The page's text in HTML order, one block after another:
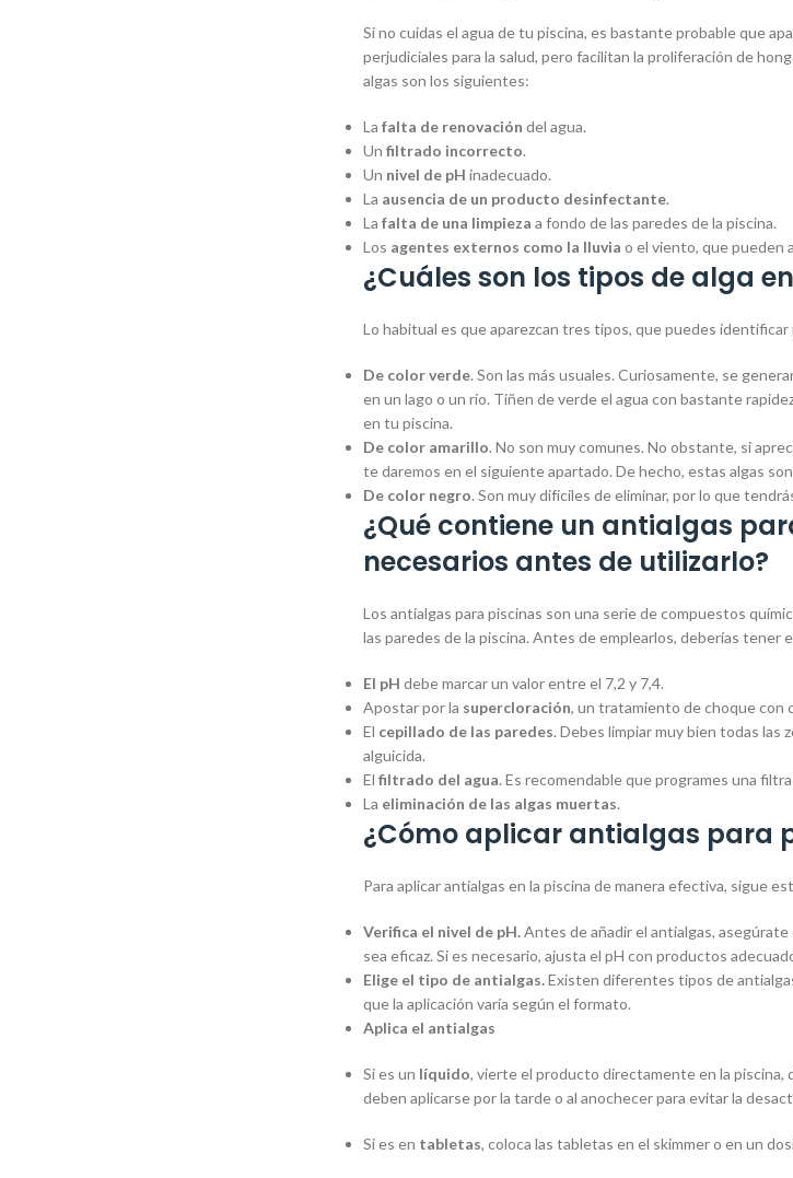
Si no cuidas el agua de tu piscina, es bastante probable que
perjudiciales para la salud, pero facilitan la proliferación de
algas son los siguientes:
Lafalta de renovación del agua.
Unfiltrado incorrecto.
Un nivel de pH inadecuado.
La ausencia de un producto desinfectante.
Lafalta de una limpiezaa fondo de las paredes de la piscina.
Los agentes externos como la lluvia o el viento, que pueden
¿Cuáles son los tipos de alga
Lo habitual es que aparezcan tres tipos, que puedes
De color verde. Son las más usuales. Curiosamente, se
en un lago o un río. Tiñen de verde el agua con bastante
en tu piscina.
De color amarillo. No son muy comunes. No obstante, si
te daremos en el siguiente apartado. De hecho, estas algas
De color negro. Son muy difíciles de eliminar, por lo que
¿Qué contiene un antialgas
necesarios antes de utilizarlo?
Los antialgas para piscinas son una serie de compuestos
las paredes de la piscina. Antes de emplearlos, deberías
El pHdebe marcar un valor entre el 7,2 y 7,4.
Apostar por la supercloración, un tratamiento de choque con
El cepillado de las paredes. Debes limpiar muy bien todas las
alguicida.
Elfiltrado del agua. Es recomendable que programes una
La eliminación de las algas muertas.
¿Cómo aplicar antialgas para
Para aplicar antialgas en la piscina de manera efectiva, sigue
Verifica el nivel de pH.Antes de añadir el antialgas,
sea eficaz. Si es necesario, ajusta el pH con productos
Elige el tipo de antialgas.Existen diferentes tipos de
que la aplicación varía según el formato.
Aplica el antialgas
Si es un líquido, vierte el producto directamente en la
deben aplicarse por la tarde o al anochecer para evitar la
Si es en tabletas, coloca las tabletas en el skimmer o en un